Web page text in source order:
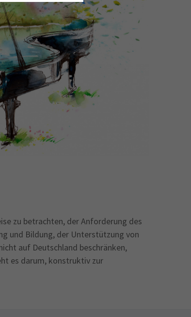
zu betrachten, der Anforderung des
und Bildung, der Unterstützung von
auf Deutschland beschränken,
es darum, konstruktiv zur